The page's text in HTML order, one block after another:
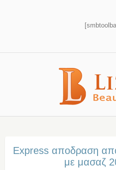
Express αποδραση
με μασαζ